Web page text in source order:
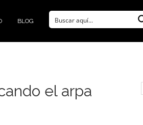
BLOG
el arpa